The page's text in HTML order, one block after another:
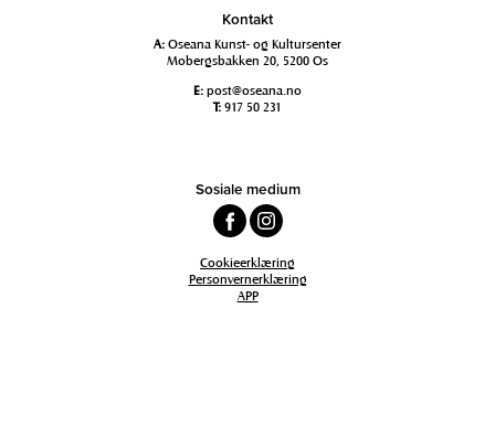
Kontakt
A: Oseana Kunst- og Kultursenter
Mobergsbakken 20, 5200 Os
E: post@oseana.no
T: 917 50 231
Sosiale medium
Cookieerklæring
Personvernerklæring
APP